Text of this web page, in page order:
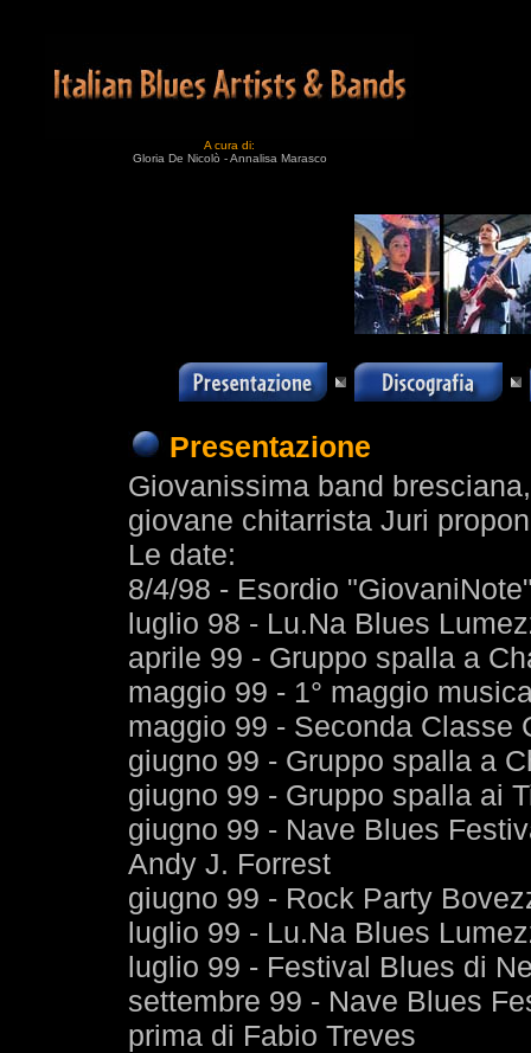
A cura di:
Gloria De Nicolò - Annalisa Marasco
Presentazione
Giovanissima band
giovane chitarrista Juri
Le date:
8/4/98 - Esordio
luglio 98 - Lu.Na Blues
aprile 99 - Gruppo spalla a
maggio 99 - 1° maggio
maggio 99 - Seconda Classe
giugno 99 - Gruppo spalla a
giugno 99 - Gruppo spalla ai
giugno 99 - Nave Blues
Andy J. Forrest
giugno 99 - Rock Party
luglio 99 - Lu.Na Blues
luglio 99 - Festival Blues di
settembre 99 - Nave Blues
prima di Fabio Treves